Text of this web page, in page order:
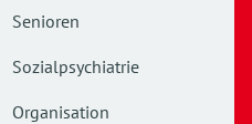
Senioren
Sozialpsychiatrie
Organisation